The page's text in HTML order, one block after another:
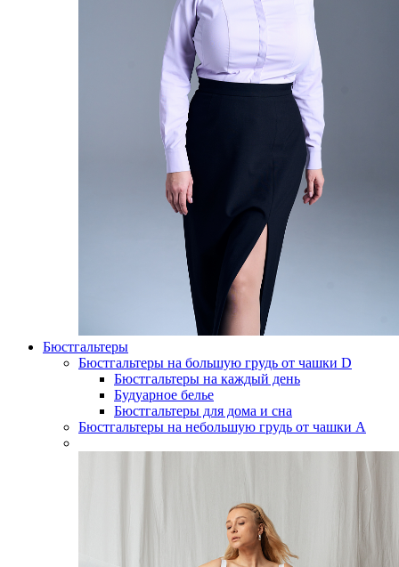
Бюстгальтеры
Бюстгальтеры на большую грудь от чашки D
Бюстгальтеры на каждый день
Будуарное белье
Бюстгальтеры для дома и сна
Бюстгальтеры на небольшую грудь от чашки А